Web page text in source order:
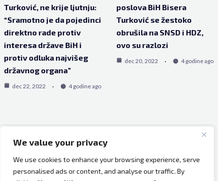
We value your privacy
We use cookies to enhance your browsing experience, serve
personalised ads or content, and analyse our traffic. By
Turković, ne krije ljutnju:
“Sramotno je da pojedinci
direktno rade protiv
interesa države BiH i
protiv odluka najvišeg
državnog organa”
dec 22, 2022 4 godine ago
poslova BiH Bisera
Turković se žestoko
obrušila na SNSD i HDZ,
ovo su razlozi
dec 20, 2022 4 godine ago
Copyright © 2026 Bh Dijaspora.
O nama
Marketing